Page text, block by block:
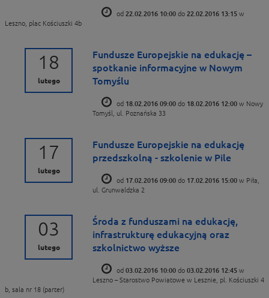
od 22.02.2016 10:00 do 22.02.2016 13:15 w
Leszno, plac Kościuszki 4b
18
lutego
Fundusze Europejskie na edukację –
spotkanie informacyjne w Nowym
Tomyślu
od 18.02.2016 09:00 do 18.02.2016 12:00 w Nowy
Tomyśl, ul. Poznańska 33
17
lutego
Fundusze Europejskie na edukację
przedszkolną - szkolenie w Pile
od 17.02.2016 09:00 do 17.02.2016 15:00 w Piła,
ul. Grunwaldzka 2
03
lutego
Środa z funduszami na edukację,
infrastrukturę edukacyjną oraz
szkolnictwo wyższe
od 03.02.2016 10:00 do 03.02.2016 12:45 w
Leszno – Starostwo Powiatowe w Lesznie, pl. Kościuszki 4
b, sala nr 18 (parter)